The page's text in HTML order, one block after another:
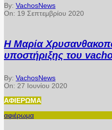
By: VachosNews
On: 19 Σεπτεμβρίου 2020
Η Μαρία
υποστήριξης του
By: VachosNews
On: 27 Ιουνίου 2020
ΑΦΙΈΡΩΜΑ
αφιέρωμα